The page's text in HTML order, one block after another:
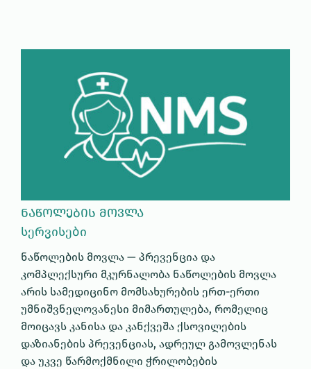
ᲜᲐᲬᲝᲚᲔᲑᲘᲡ ᲛᲝᲕᲚᲐ
სერვისები
ნაწოლების მოვლა — პრევენცია და
კომპლექსური მკურნალობა ნაწოლების მოვლა
არის სამედიცინო მომსახურების ერთ-ერთი
უმნიშვნელოვანესი მიმართულება, რომელიც
მოიცავს კანისა და კანქვეშა ქსოვილების
დაზიანების პრევენციას, ადრეულ გამოვლენას
და უკვე წარმოქმნილი ჭრილობების